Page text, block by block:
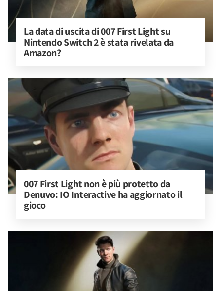
La data di uscita di 007 First Light su
Nintendo Switch 2 è stata rivelata da
Amazon?
007 First Light non è più protetto da
Denuvo: IO Interactive ha aggiornato il
gioco